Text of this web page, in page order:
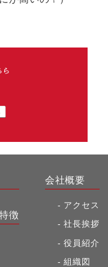
徴
会社概要
アクセス
社長挨拶
役員紹介
組織図